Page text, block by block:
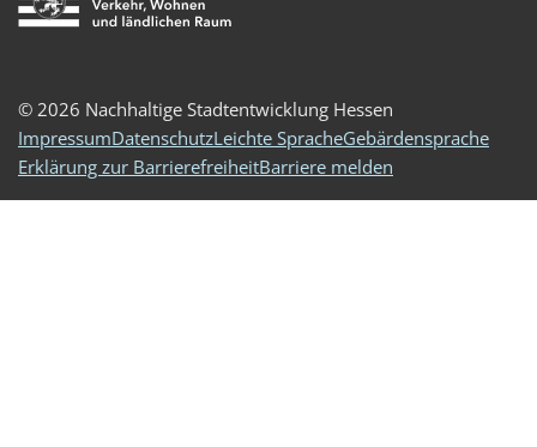
© 2026 Nachhaltige Stadtentwicklung Hessen
ImpressumDatenschutzLeichte SpracheGebärdensprache
Erklärung zur BarrierefreiheitBarriere melden